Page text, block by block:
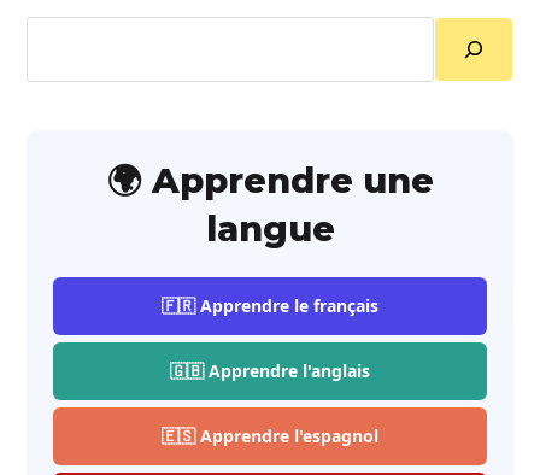
🌍 Apprendre une
langue
🇫🇷 Apprendre le français
🇬🇧 Apprendre l'anglais
🇪🇸 Apprendre l'espagnol